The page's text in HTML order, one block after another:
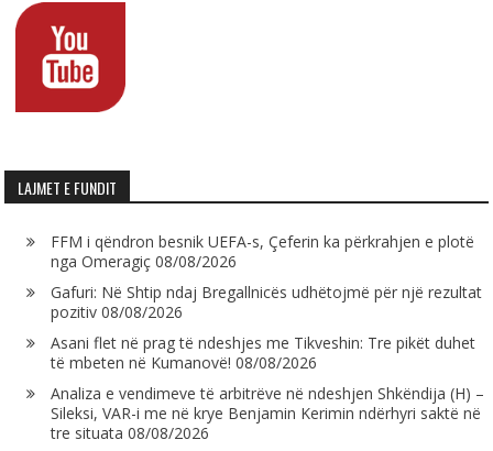
LAJMET E FUNDIT
FFM i qëndron besnik UEFA-s, Çeferin ka përkrahjen e plotë
nga Omeragiç 08/08/2026
Gafuri: Në Shtip ndaj Bregallnicës udhëtojmë për një rezultat
pozitiv 08/08/2026
Asani flet në prag të ndeshjes me Tikveshin: Tre pikët duhet
të mbeten në Kumanovë! 08/08/2026
Analiza e vendimeve të arbitrëve në ndeshjen Shkëndija (H) –
Sileksi, VAR-i me në krye Benjamin Kerimin ndërhyri saktë në
tre situata 08/08/2026